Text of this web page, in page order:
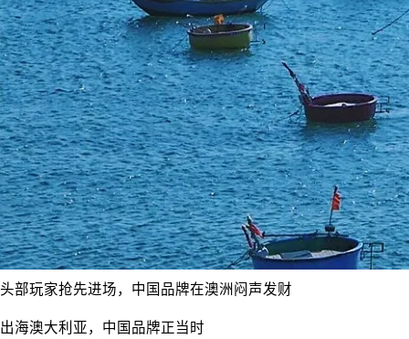
头部玩家抢先进场，中国品牌在澳洲闷声发财
出海澳大利亚，中国品牌正当时